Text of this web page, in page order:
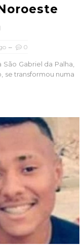
0
Gabriel da Palha,
se transformou numa